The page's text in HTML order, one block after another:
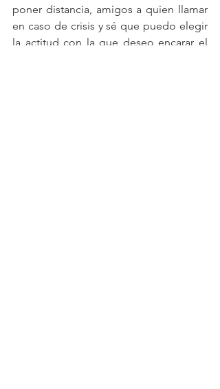
poner distancia, amigos a quien llamar
en caso de crisis y sé que puedo elegir
la actitud con la que deseo encarar el